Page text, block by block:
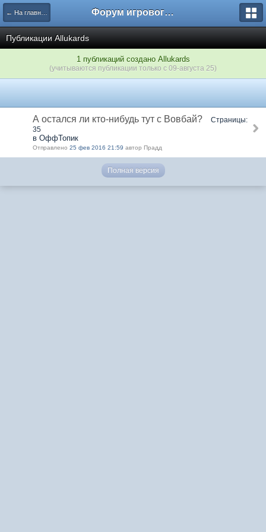
← На главную Форум игрового проекта Riverrise
Публикации Аllukards
1 публикаций создано Аllukards
(учитываются публикации только с 09-августа 25)
А остался ли кто-нибудь тут с Вовбай?
Страницы:
35
в ОффТопик
Отправлено 25 фев 2016 21:59 автор Прадд
Полная версия